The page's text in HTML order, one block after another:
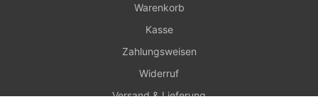
Warenkorb
Kasse
Zahlungsweisen
Widerruf
Versand & Lieferung